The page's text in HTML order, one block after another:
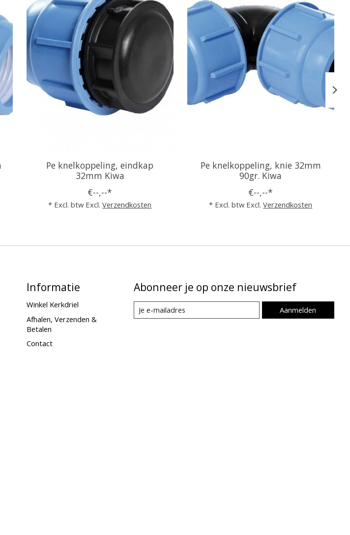
Pe knelkoppeling, eindkap
32mm Kiwa
€--,--*
* Excl. btw Excl.Verzendkosten
Pe knelkoppeling, knie 32mm
90gr. Kiwa
€--,--*
* Excl. btw Excl.Verzendkosten
Informatie
Winkel Kerkdriel
Afhalen, Verzenden &
Betalen
Contact
Abonneer je op onze nieuwsbrief
Aanmelden